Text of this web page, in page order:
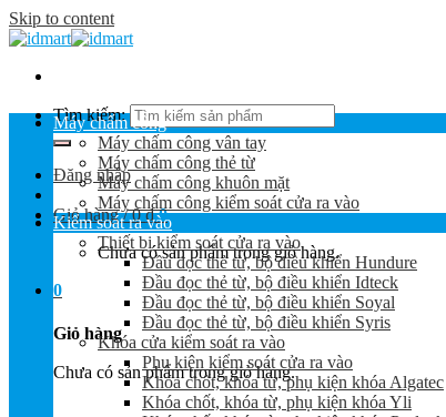
Skip to content
Tìm kiếm:
Đăng nhập
Giỏ hàng /0₫ 0
Chưa có sản phẩm trong giỏ hàng.
0
Giỏ hàng
Chưa có sản phẩm trong giỏ hàng.
Máy chấm công
Máy chấm công vân tay
Máy chấm công thẻ từ
Máy chấm công khuôn mặt
Máy chấm công kiểm soát cửa ra vào
Kiểm soát ra vào
Thiết bị kiểm soát cửa ra vào
Đầu đọc thẻ từ, bộ điều khiển Hundure
Đầu đọc thẻ từ, bộ điều khiển Idteck
Đầu đọc thẻ từ, bộ điều khiển Soyal
Đầu đọc thẻ từ, bộ điều khiển Syris
Khóa cửa kiểm soát ra vào
Phụ kiện kiểm soát cửa ra vào
Khóa chốt, khóa từ, phụ kiện khóa Algatec
Khóa chốt, khóa từ, phụ kiện khóa Yli